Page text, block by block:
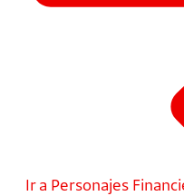
Ir a Personajes